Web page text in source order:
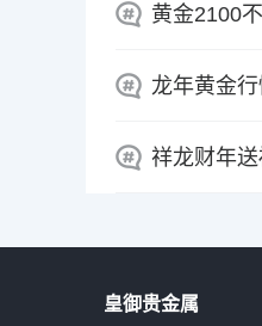
黄金2100
龙年黄金
祥龙财年
皇御贵金属